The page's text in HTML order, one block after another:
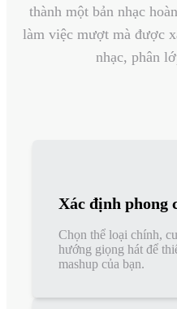
thành một bản nhạc
làm việc mượt mà được
nhạc, phân
Xác định phong
Chọn thể loại chính,
hướng giọng hát để
mashup của bạn.